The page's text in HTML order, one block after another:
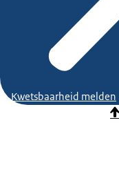
Kwetsbaarheid melden